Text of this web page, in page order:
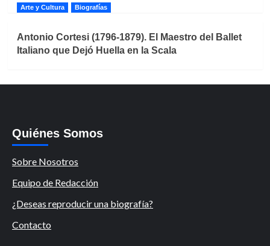
Arte y Cultura Biografías
Antonio Cortesi (1796-1879). El Maestro del Ballet
Italiano que Dejó Huella en la Scala
Quiénes Somos
Sobre Nosotros
Equipo de Redacción
¿Deseas reproducir una biografía?
Contacto